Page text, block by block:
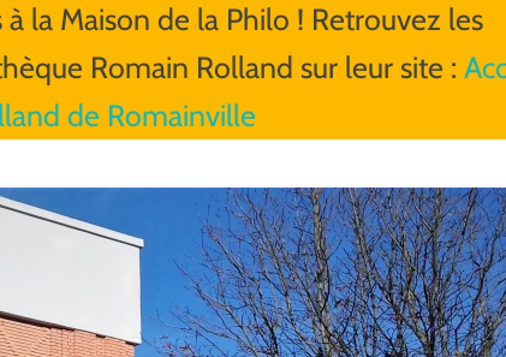
la Maison de la Philo ! Retrouvez les
Romain Rolland sur leur site :
de Romainville